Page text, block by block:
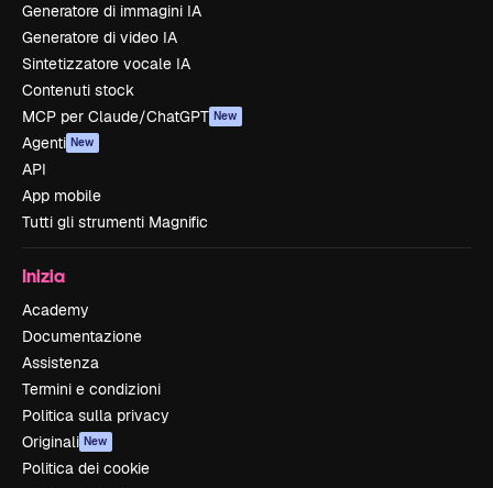
Generatore di immagini IA
Generatore di video IA
Sintetizzatore vocale IA
Contenuti stock
MCP per Claude/ChatGPT New
Agenti New
API
App mobile
Tutti gli strumenti Magnific
Inizia
Academy
Documentazione
Assistenza
Termini e condizioni
Politica sulla privacy
Originali New
Politica dei cookie